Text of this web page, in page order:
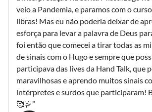
veio a Pandemia, e paramos com o
libras! Mas eu não poderia deixar de
esforça para levar a palavra de Deus
foi então que comecei a tirar todas as
de sinais com o Hugo e sempre que
participava das lives da Hand Talk, que
maravilhosas e aprendo muitos sinais
intérpretes e surdos que participaram!
🥰🤟”